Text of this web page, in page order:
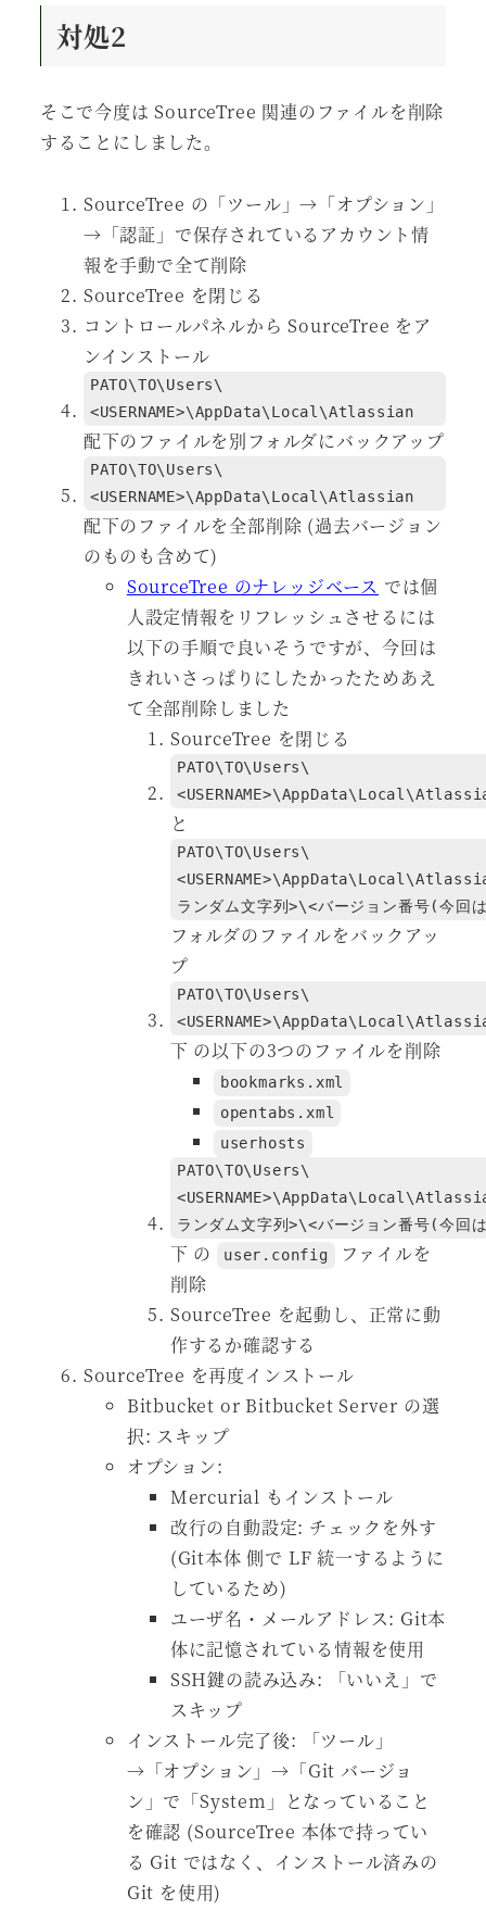
対処2
そこで今度は SourceTree 関連のファイルを削除
することにしました。
SourceTree の「ツール」→「オプション」
→「認証」で保存されているアカウント情
報を手動で全て削除
SourceTree を閉じる
コントロールパネルから SourceTree をア
ンインストール
PATO\TO\Users\
<USERNAME>\AppData\Local\Atlassian
配下のファイルを別フォルダにバックアップ
PATO\TO\Users\
<USERNAME>\AppData\Local\Atlassian
配下のファイルを全部削除 (過去バージョン
のものも含めて)
SourceTree のナレッジベース では個
人設定情報をリフレッシュさせるには
以下の手順で良いそうですが、今回は
きれいさっぱりにしたかったためあえ
て全部削除しました
SourceTree を閉じる
PATO\TO\Users\
と
PATO\TO\Users\
ランダム文字列>\<バージョン番号(今
フォルダのファイルをバックアッ
プ
PATO\TO\Users\
下 の以下の3つのファイルを削除
bookmarks.xml
opentabs.xml
userhosts
PATO\TO\Users\
ランダム文字列>\<バージョン番号(今
下 の user.config
ファイルを
削除
SourceTree を起動し、正常に動
作するか確認する
SourceTree を再度インストール
Bitbucket or Bitbucket Server の選
択: スキップ
オプション:
Mercurial もインストール
改行の自動設定: チェックを外す
(Git本体 側で LF 統一するように
しているため)
ユーザ名・メールアドレス: Git本
体に記憶されている情報を使用
SSH鍵の読み込み: 「いいえ」で
スキップ
インストール完了後: 「ツール」
→「オプション」→「Git バージョ
ン」で「System」となっていること
を確認 (SourceTree 本体で持ってい
る Git ではなく、インストール済みの
Git を使用)